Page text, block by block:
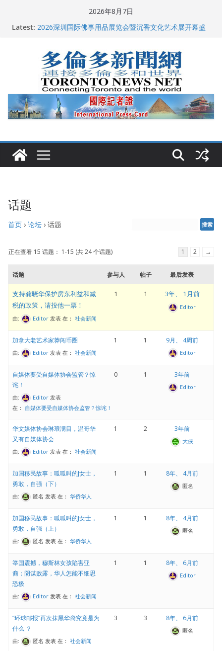
2026年8月7日
Latest: 2026深圳国际佛事用品展览会暨沉香文化艺术展开幕盛
关加拿大就业
2026加拿大青少年儿童绘画比赛颁奖典礼多伦多举行
龚晓华参加多伦多骄傲大游行 与市民分享竞选理念
多伦多市长选举拉开帷幕 多名华人候选人宣布角逐
话题
首页 › 论坛 › 话题
正在查看 15 话题： 1-15 (共 24 个话题) 1 2 →
话题 参与人 帖子 最后发表
支持龚晓华保护房东利益和减
税的政策，请投他一票！
由: Editor 发表 在： 社会新闻
1 1 3年、 1月前
Editor
加拿大老艺术家莽闯币圈
由: Editor 发表 在： 社会新闻
1 1 9月、 4周前
Editor
自媒体要受自媒体协会监管？惊
诧！
由: Editor 发表
在： 自媒体要受自媒体协会监管？惊诧！
0 1 3年前
Editor
华文媒体协会琳琅满目，温哥华
又有自媒体协会
由: Editor 发表 在： 社会新闻
1 2 3年前
大侠
加国移民故事：呱呱叫的J女士，
勇敢，自强（下）
由: 匿名 发表 在： 华侨华人
1 1 8年、 4月前
匿名
加国移民故事：呱呱叫的J女士，
勇敢，自强（上）
由: 匿名 发表 在： 华侨华人
1 1 8年、 4月前
匿名
举国震撼，穆斯林女孩陷害亚
裔；阴谋败露，华人怎能不细思
恐极
由: Editor 发表 在： 社会新闻
1 1 8年、 6月前
Editor
“环球邮报”再次抹黑华裔究竟是为
什么 ？
由: 匿名 发表 在： 社会新闻
3 3 8年、 6月前
匿名